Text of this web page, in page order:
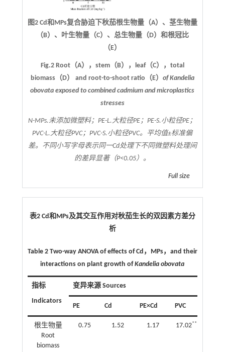
图2 Cd和MPs复合胁迫下秋茄根生物量（A）、茎生物量
（B）、叶生物量（C）、总生物量（D）和根冠比
（E）
Fig.2 Root（A），stem（B），leaf（C），total
biomass（D） and root-to-shoot ratio（E） ofKandelia
obovata exposed to combined cadmium and microplastics
stresses
N-MPs.未添加微塑料；PE-L.大粒径PE；PE-S.小粒径PE；
PVC-L.大粒径PVC；PVC-S.小粒径PVC。平均值±标准偏
差。不同小写字母表示同一Cd处理下不同微塑料处理间
的差异显著（P<0.05）。
Full size
表2 Cd和 MPs及其交互作用对秋茄生长的双因素方差分
析
Table 2 Two-way ANOVA of effects of Cd ， MPs， and their
interactions on plant growth ofKandelia obovata
指标
Indicators
变异来源 Sources
PE Cd PE×Cd PVC
根生物量
Root
biomass
0.75 1.52 1.17 17.02**